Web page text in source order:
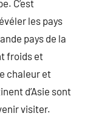
C’est
les pays
pays de la
froids et
chaleur et
d’Asie sont
visiter.